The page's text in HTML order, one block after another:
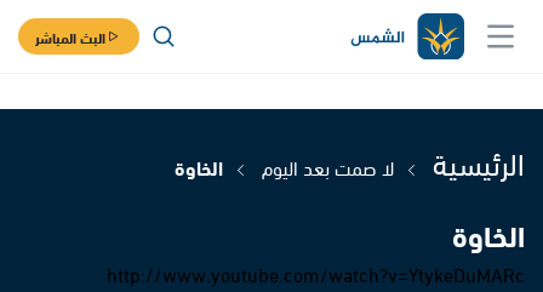
البث المباشر
الرئيسية لا صمت بعد اليوم الخاوة
الخاوة
http://www.youtube.com/watch?v=YtykeDuMARc